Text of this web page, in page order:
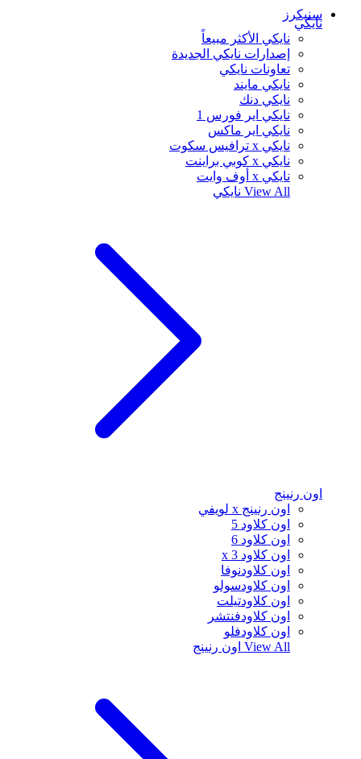
سنيكرز
نايكي
نايكي الأكثر مبيعاً
إصدارات نايكي الجديدة
تعاونات نايكي
نايكي مايند
نايكي دنك
نايكي اير فورس 1
نايكي اير ماكس
نايكي x ترافيس سكوت
نايكي x كوبي براينت
نايكي x أوف وايت
View All نايكي
اون رنينج
اون رنينج x لويفي
اون كلاود 5
اون كلاود 6
اون كلاود x 3
اون كلاودنوفا
اون كلاودسولو
اون كلاودتيلت
اون كلاودفنتشر
اون كلاودفلو
View All اون رنينج